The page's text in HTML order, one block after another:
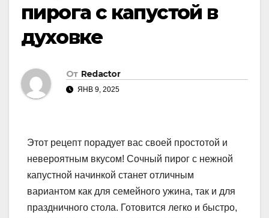
пирога с капустой в
духовке
От Redactor
ЯНВ 9, 2025
Этот рецепт порадует вас своей простотой и
невероятным вкусом! Сочный пирог с нежной
капустной начинкой станет отличным
вариантом как для семейного ужина, так и для
праздничного стола. Готовится легко и быстро,